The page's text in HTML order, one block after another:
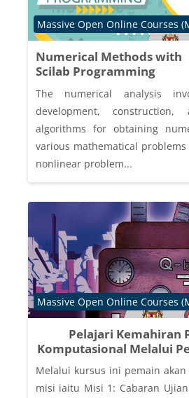
Numerical Methods with
Scilab Programming
Course category
Massive Open Online Courses
The numerical analysis
development,
algorithms for obtaining
various mathematical
nonlinear problem...
Pelajari Kemahiran
Komputasional Melalui
Course category
Massive Open Online Courses
Melalui kursus ini pemain akan
misi iaitu Misi 1: Cabaran